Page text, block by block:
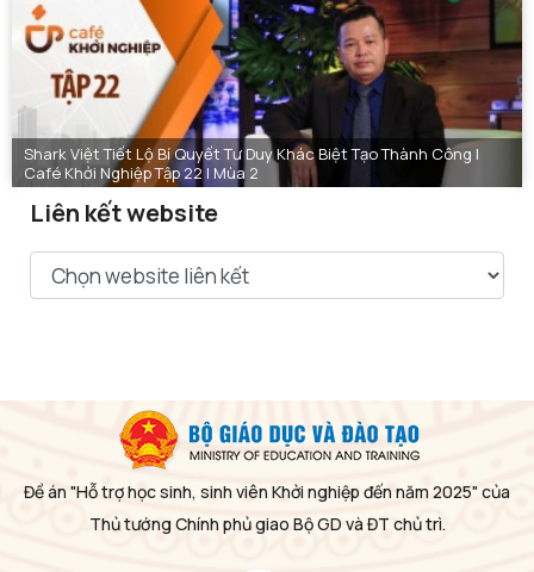
Shark Việt Tiết Lộ Bí Quyết Tư Duy Khác Biệt Tạo Thành Công |
Café Khởi Nghiệp Tập 22 | Mùa 2
Liên kết website
Đề án "Hỗ trợ học sinh, sinh viên Khởi nghiệp đến năm 2025" của
Thủ tướng Chính phủ giao Bộ GD và ĐT chủ trì.